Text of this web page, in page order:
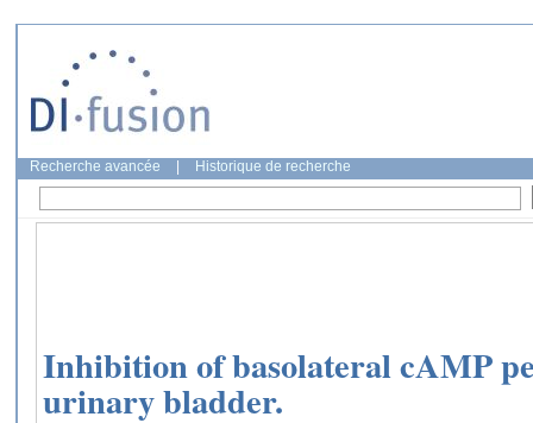
Recherche avancée Historique de recherche
Inhibition of basolateral cAMP
urinary bladder.